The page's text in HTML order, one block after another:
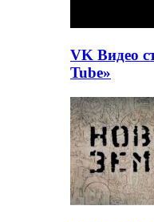
VK Видео
Tube»